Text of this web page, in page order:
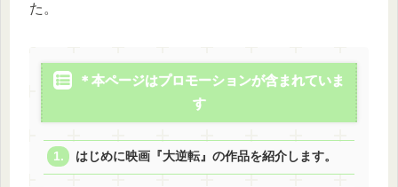
た。
＊本ページはプロモーションが含まれていま
す
はじめに映画『大逆転』の作品を紹介します。